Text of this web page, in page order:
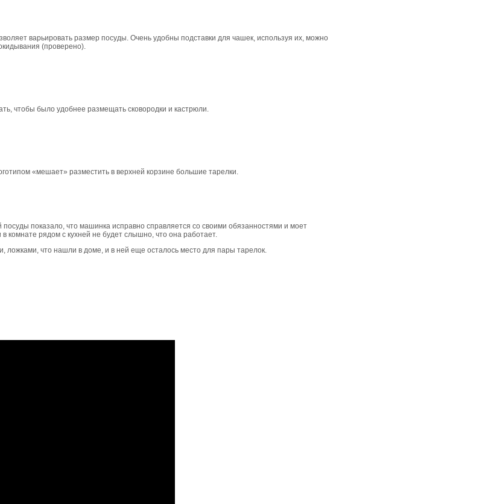
варьировать размер посуды. Очень удобны подставки для чашек, используя их, можно
(проверено).
чтобы было удобнее размещать сковородки и кастрюли.
«мешает» разместить в верхней корзине большие тарелки.
показало, что машинка исправно справляется со своими обязанностями и моет
комнате рядом с кухней не будет слышно, что она работает.
что нашли в доме, и в ней еще осталось место для пары тарелок.